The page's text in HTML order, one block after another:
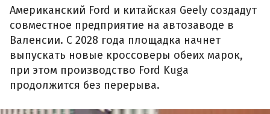
Американский Ford и китайская Geely создадут
совместное предприятие на автозаводе в
Валенсии. С 2028 года площадка начнет
выпускать новые кроссоверы обеих марок,
при этом производство Ford Kuga
продолжится без перерыва.